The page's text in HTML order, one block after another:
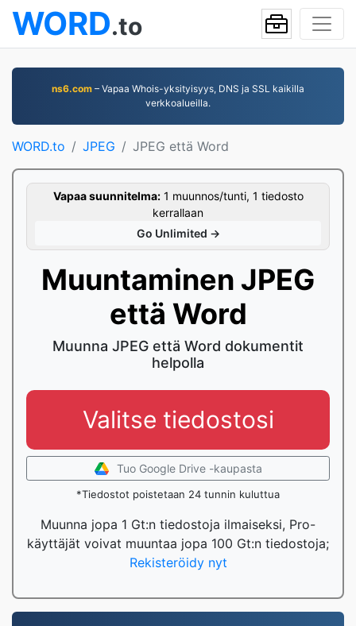
WORD.to
ns6.com – Vapaa Whois-yksityisyys, DNS ja SSL kaikilla
verkkoalueilla.
WORD.to JPEG JPEG että Word
Vapaa suunnitelma:1 muunnos/tunti, 1 tiedosto
kerrallaan
Go Unlimited →
Muuntaminen JPEG
että Word
Muunna JPEG että Word dokumentit
helpolla
Valitse tiedostosi
Tuo Google Drive -kaupasta
*Tiedostot poistetaan 24 tunnin kuluttua
Muunna jopa 1 Gt:n tiedostoja ilmaiseksi, Pro-
käyttäjät voivat muuntaa jopa 100 Gt:n tiedostoja;
Rekisteröidy nyt